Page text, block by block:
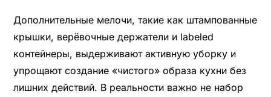
Дополнительные мелочи, такие как штампованные
крышки, верёвочные держатели и labeled
контейнеры, выдерживают активную уборку и
упрощают создание «чистого» образа кухни без
лишних действий. В реальности важно не набор